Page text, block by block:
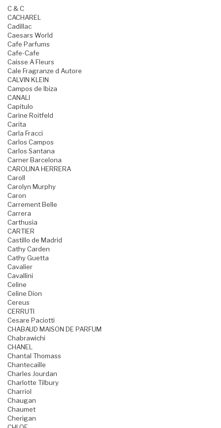
C & C
CACHAREL
Cadillac
Caesars World
Cafe Parfums
Cafe-Cafe
Caisse A Fleurs
Cale Fragranze d Autore
CALVIN KLEIN
Campos de Ibiza
CANALI
Capitulo
Carine Roitfeld
Carita
Carla Fracci
Carlos Campos
Carlos Santana
Carner Barcelona
CAROLINA HERRERA
Caroll
Carolyn Murphy
Caron
Carrement Belle
Carrera
Carthusia
CARTIER
Castillo de Madrid
Cathy Carden
Cathy Guetta
Cavalier
Cavallini
Celine
Celine Dion
Cereus
CERRUTI
Cesare Paciotti
CHABAUD MAISON DE PARFUM
Chabrawichi
CHANEL
Chantal Thomass
Chantecaille
Charles Jourdan
Charlotte Tilbury
Charriol
Chaugan
Chaumet
Cherigan